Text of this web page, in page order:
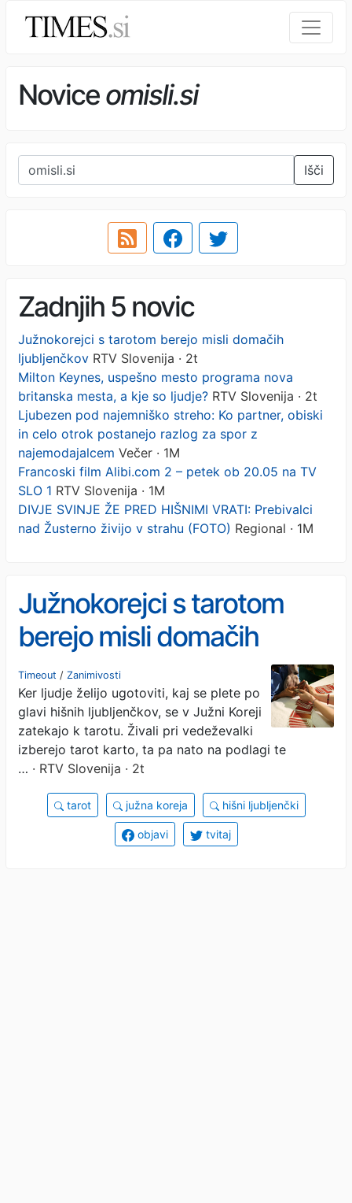
Noviceomisli.si
Išči
Zadnjih 5 novic
Južnokorejci s tarotom berejo misli domačih
ljubljenčkov RTV Slovenija · 2t
Milton Keynes, uspešno mesto programa nova
britanska mesta, a kje so ljudje? RTV Slovenija · 2t
Ljubezen pod najemniško streho: Ko partner, obiski
in celo otrok postanejo razlog za spor z
najemodajalcem Večer · 1M
Francoski film Alibi.com 2 – petek ob 20.05 na TV
SLO 1 RTV Slovenija · 1M
DIVJE SVINJE ŽE PRED HIŠNIMI VRATI: Prebivalci
nad Žusterno živijo v strahu (FOTO) Regional · 1M
Južnokorejci s tarotom
berejo misli domačih
ljubljenčkov
Timeout / Zanimivosti
Ker ljudje želijo ugotoviti, kaj se plete po
glavi hišnih ljubljenčkov, se v Južni Koreji
zatekajo k tarotu. Živali pri vedeževalki
izberejo tarot karto, ta pa nato na podlagi te
… · RTV Slovenija · 2t
tarot južna koreja hišni ljubljenčki
objavi tvitaj